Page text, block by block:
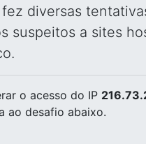
fez diversas
suspeitos a sites
o acesso do IP
ao desafio abaixo.